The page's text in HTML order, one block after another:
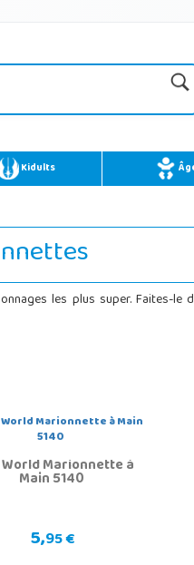
Kidults
les plus super. Faites-
Marionnette à
Main 5140
5,95 €